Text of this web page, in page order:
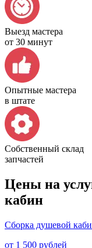
Выезд мастера
от 30 минут
Опытные мастера
в штате
Собственный склад
запчастей
Цены на
кабин
Сборка душевой
от 1 500 рублей